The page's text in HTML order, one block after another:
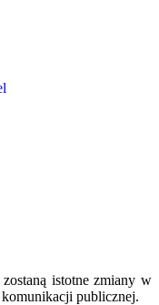
istotne zmiany w
publicznej.